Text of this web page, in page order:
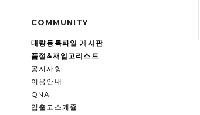
COMMUNITY
대량등록파일 게시판
품절&재입고리스트
공지사항
이용안내
QNA
입출고스케쥴